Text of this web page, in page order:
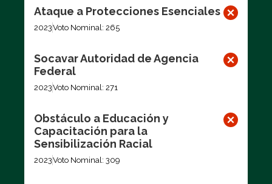
Ataque a Protecciones Esenciales
2023Voto Nominal: 265
Socavar Autoridad de Agencia
Federal
2023Voto Nominal: 271
Obstáculo a Educación y
Capacitación para la
Sensibilización Racial
2023Voto Nominal: 309